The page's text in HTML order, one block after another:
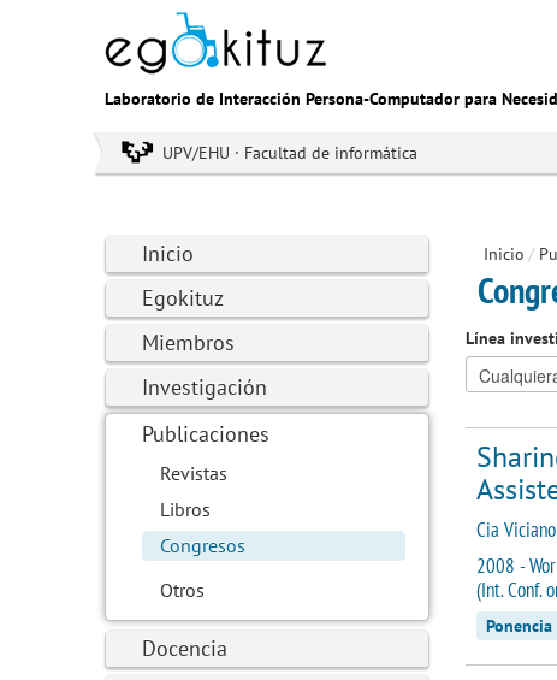
Laboratorio de Interacción Persona-Computador para
UPV/EHU · Facultad de informática
Inicio
Egokituz
Miembros
Investigación
Publicaciones
Revistas
Libros
Congresos
Otros
Docencia
Inicio /
Línea
Cia
2008 -
(Int. Conf.
Ponencia